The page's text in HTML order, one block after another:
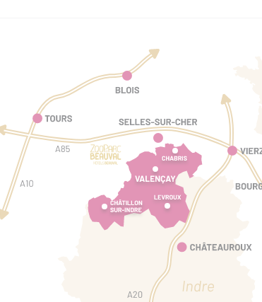
Espèces
Espace jeux Jeux en extérieur
Restauration sur place Salle de réunion équipée